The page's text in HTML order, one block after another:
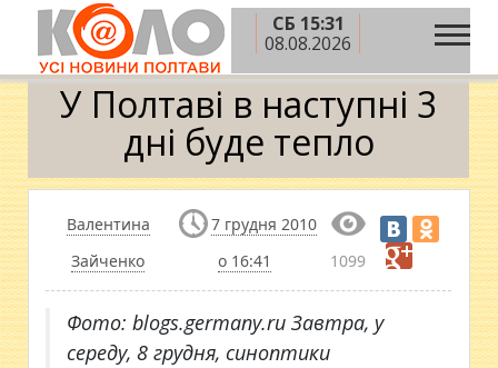
СБ 15:31
08.08.2026
Головна » Ситуація
У Полтаві в наступні 3 дні
буде тепло
У Полтаві в наступні 3
дні буде тепло
Валентина
Зайченко
7 грудня 2010
о 16:41
1099
Фото: blogs.germany.ru Завтра, у
середу, 8 грудня, синоптики